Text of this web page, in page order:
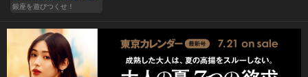
銀座を遊びつくせ！